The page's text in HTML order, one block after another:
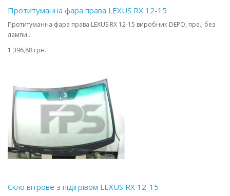
Протитуманна фара права LEXUS RX 12-15
Протитуманна фара права LEXUS RX 12-15 виробник DEPO, пра.; без
лампи..
1 396,88 грн.
Скло вітрове з підігрівом LEXUS RX 12-15